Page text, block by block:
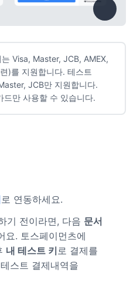
Visa, Master, JCB, AMEX,
)를 지원합니다. 테스트
JCB만 지원합니다.
드만 사용할 수 있습니다.
로 연동하세요.
기 전이라면, 다음 문서
요. 토스페이먼츠에
내 테스트 키로 결제를
스트 결제내역을